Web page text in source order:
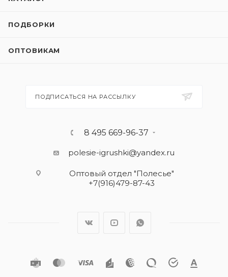
ПОДБОРКИ
ОПТОВИКАМ
ПОДПИСАТЬСЯ НА РАССЫЛКУ
8 495 669-96-37
polesie-igrushki@yandex.ru
Оптовый отдел "Полесье"
+7(916)479-87-43